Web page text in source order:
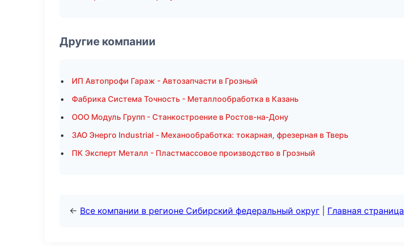
Другие компании
ИП Автопрофи Гараж - Автозапчасти в Грозный
Фабрика Система Точность - Металлообработка в Казань
ООО Модуль Групп - Станкостроение в Ростов-на-Дону
ЗАО Энерго Industrial - Механообработка: токарная, фрезерная в Тверь
ПК Эксперт Металл - Пластмассовое производство в Грозный
← Все компании в регионе Сибирский федеральный округ Главная страница